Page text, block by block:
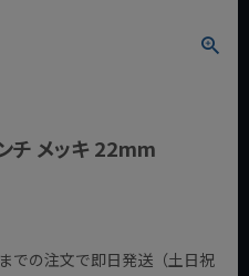
チ メッキ 22mm
での注文で即日発送（土日祝